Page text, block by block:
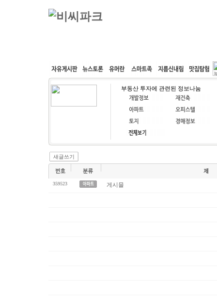
커뮤니티 속도패치 웹호스팅 공동구매
부동산 투자에 관련된 정보나눔
새글쓰기
359523 게시믈